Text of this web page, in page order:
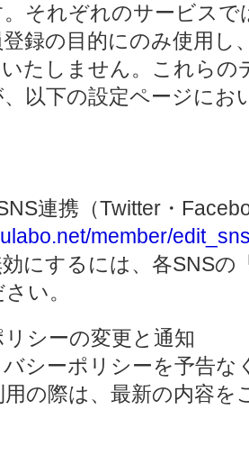
それぞれのサービス
録の目的にのみ使用し
たしません。これらの
以下の設定ページにお
連携（Twitter・
member/
にするには、各SNSの
い。
シーの変更と通知
シーポリシーを予告
の際は、最新の内容を